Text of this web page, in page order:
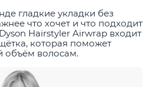
гладкие укладки без
что хочет и что подходит
Hairstyler Airwrap входит
которая поможет
объём волосам.